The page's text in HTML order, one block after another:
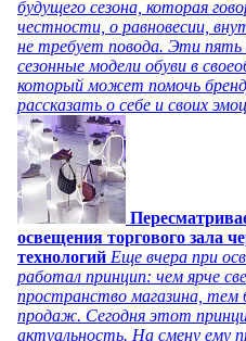
будущего сезона, которая
честности, о равновесии,
не требует повода. Эти
сезонные модели обуви в
который может помочь
рассказать о себе и своих
освещения торгового зала
технологий Еще вчера при
работал принцип: чем ярче
пространство магазина, тем
продаж. Сегодня этот
актуальность. На смену ему